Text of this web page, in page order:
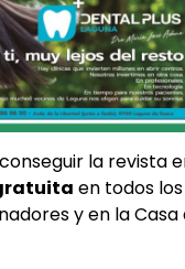
la revista
en todos los
y en la Casa